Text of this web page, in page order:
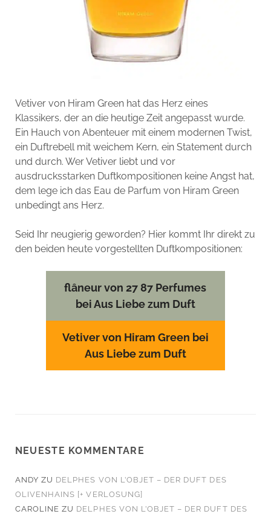
Vetiver von Hiram Green hat das Herz eines
Klassikers, der an die heutige Zeit angepasst wurde.
Ein Hauch von Abenteuer mit einem modernen Twist,
ein Duftrebell mit weichem Kern, ein Statement durch
und durch. Wer Vetiver liebt und vor
ausdrucksstarken Duftkompositionen keine Angst hat,
dem lege ich das Eau de Parfum von Hiram Green
unbedingt ans Herz.
Seid Ihr neugierig geworden? Hier kommt Ihr direkt zu
den beiden heute vorgestellten Duftkompositionen:
flâneur von 27 87 Perfumes
bei Aus Liebe zum Duft
Vetiver von Hiram Green bei
Aus Liebe zum Duft
NEUESTE KOMMENTARE
ANDY ZU DELPHES VON L’OBJET – DER DUFT DES
OLIVENHAINS [+ VERLOSUNG]
CAROLINE ZU DELPHES VON L’OBJET – DER DUFT DES